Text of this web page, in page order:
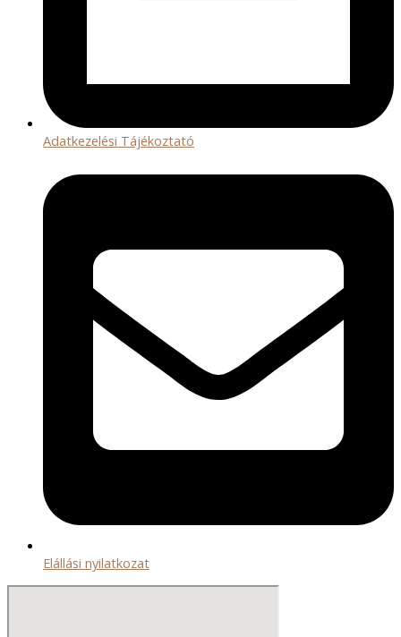
Adatkezelési Tájékoztató
Elállási nyilatkozat